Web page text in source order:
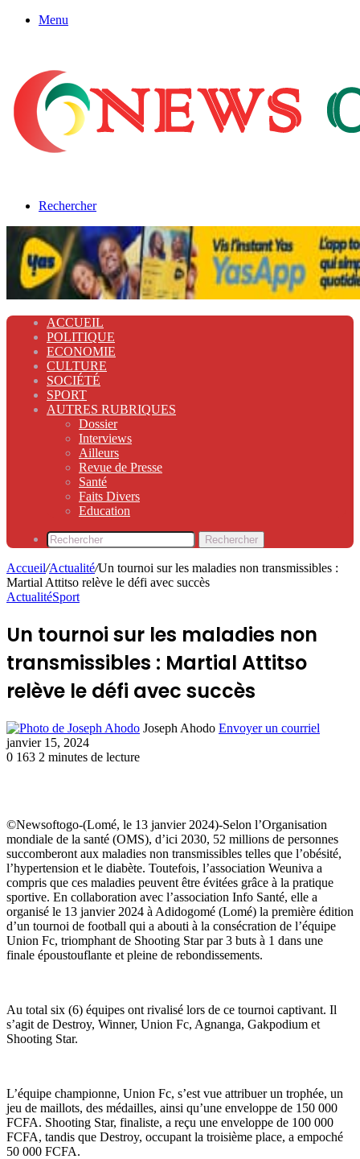
Menu
Rechercher
ACCUEIL
POLITIQUE
ECONOMIE
CULTURE
SOCIÉTÉ
SPORT
AUTRES RUBRIQUES
Dossier
Interviews
Ailleurs
Revue de Presse
Santé
Faits Divers
Education
Rechercher
Accueil/Actualité/Un tournoi sur les maladies non transmissibles :
Martial Attitso relève le défi avec succès
ActualitéSport
Un tournoi sur les maladies non
transmissibles : Martial Attitso
relève le défi avec succès
Joseph Ahodo Envoyer un courriel
janvier 15, 2024
0 163 2 minutes de lecture
©Newsoftogo-(Lomé, le 13 janvier 2024)-Selon l’Organisation
mondiale de la santé (OMS), d’ici 2030, 52 millions de personnes
succomberont aux maladies non transmissibles telles que l’obésité,
l’hypertension et le diabète. Toutefois, l’association Weuniva a
compris que ces maladies peuvent être évitées grâce à la pratique
sportive. En collaboration avec l’association Info Santé, elle a
organisé le 13 janvier 2024 à Adidogomé (Lomé) la première édition
d’un tournoi de football qui a abouti à la consécration de l’équipe
Union Fc, triomphant de Shooting Star par 3 buts à 1 dans une
finale époustouflante et pleine de rebondissements.
Au total six (6) équipes ont rivalisé lors de ce tournoi captivant. Il
s’agit de Destroy, Winner, Union Fc, Agnanga, Gakpodium et
Shooting Star.
L’équipe championne, Union Fc, s’est vue attribuer un trophée, un
jeu de maillots, des médailles, ainsi qu’une enveloppe de 150 000
FCFA. Shooting Star, finaliste, a reçu une enveloppe de 100 000
FCFA, tandis que Destroy, occupant la troisième place, a empoché
50 000 FCFA.